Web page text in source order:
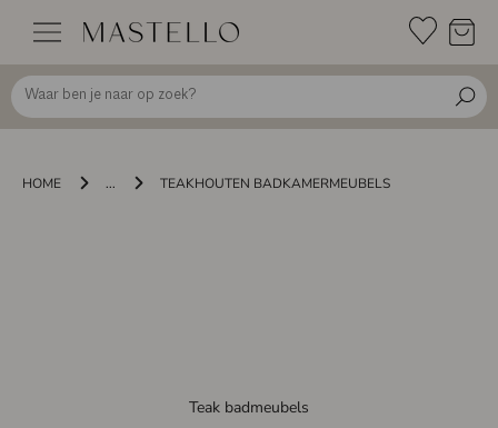
inhoud
HOME ... TEAKHOUTEN BADKAMERMEUBELS
Teak badmeubels